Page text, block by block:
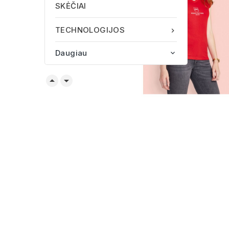
SKĖČIAI

TECHNOLOGIJOS
Daugiau 
 